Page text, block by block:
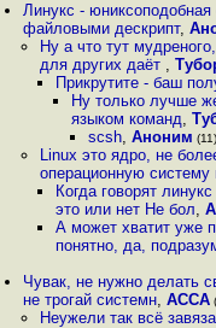
Линукс -
файловыми дескрипт,
Ну а что тут
для других даёт ,
Прикрутите - баш
Ну только лучше
языком команд,
scsh, Аноним
Linux это ядро, не
операционную систему
Когда говорят
это или нет Не бол,
А может хватит уже
понятно, да,
Чувак, не нужно делать
не трогай системн,ACCA
Неужели так всё